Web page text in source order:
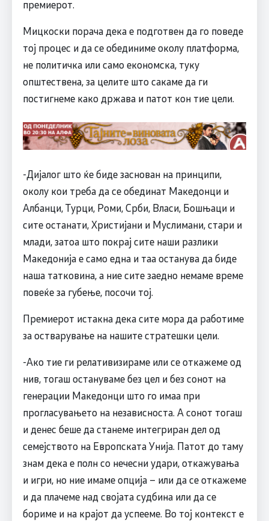
премиерот.
Мицкоски порача дека е подготвен да го поведе
тој процес и да се обединиме околу платформа,
не политичка или само економска, туку
општествена, за целите што сакаме да ги
постигнеме како држава и патот кон тие цели.
-Дијалог што ќе биде заснован на принципи,
околу кои треба да се обединат Македонци и
Албанци, Турци, Роми, Срби, Власи, Бошњаци и
сите останати, Христијани и Муслимани, стари и
млади, затоа што покрај сите наши разлики
Македонија е само една и таа останува да биде
наша татковина, а ние сите заедно немаме време
повеќе за губење, посочи тој.
Премиерот истакна дека сите мора да работиме
за остварување на нашите стратешки цели.
-Ако тие ги релативизираме или се откажеме од
нив, тогаш остануваме без цел и без сонот на
генерации Македонци што го имаа при
прогласувањето на независноста. А сонот тогаш
и денес беше да станеме интегриран дел од
семејството на Европската Унија. Патот до таму
знам дека е полн со нечесни удари, откажувања
и игри, но ние имаме опција – или да се откажеме
и да плачеме над својата судбина или да се
бориме и на крајот да успееме. Во тој контекст е